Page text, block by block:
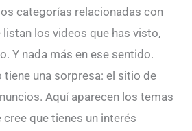
categorías relacionadas con
listan los videos que has visto,
Y nada más en ese sentido.
tiene una sorpresa: el sitio de
Aquí aparecen los temas
que tienes un interés